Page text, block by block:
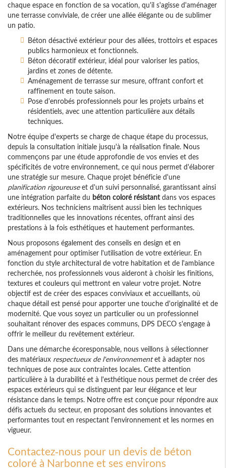
chaque espace en fonction de sa vocation, qu'il s'agisse d'aménager
une terrasse conviviale, de créer une allée élégante ou de sublimer
un patio.
Béton désactivé extérieur pour des allées, trottoirs et espaces
publics harmonieux et fonctionnels.
Béton décoratif extérieur, idéal pour valoriser les patios,
jardins et zones de détente.
Aménagement de terrasse sur mesure, offrant confort et
raffinement en toute saison.
Pose d'enrobés professionnels pour les projets urbains et
résidentiels, avec une attention particulière aux détails
techniques.
Notre équipe d'experts se charge de chaque étape du processus,
depuis la consultation initiale jusqu'à la réalisation finale. Nous
commençons par une étude approfondie de vos envies et des
spécificités de votre environnement, ce qui nous permet d'élaborer
une stratégie sur mesure. Chaque projet bénéficie d'une
planification rigoureuseet d'un suivi personnalisé, garantissant ainsi
une intégration parfaite du béton coloré résistantdans vos espaces
extérieurs. Nos techniciens maîtrisent aussi bien les techniques
traditionnelles que les innovations récentes, offrant ainsi des
prestations à la fois esthétiques et hautement performantes.
Nous proposons également des conseils en design et en
aménagement pour optimiser l'utilisation de votre extérieur. En
fonction du style architectural de votre habitation et de l'ambiance
recherchée, nos professionnels vous aideront à choisir les finitions,
textures et couleurs qui mettront en valeur votre projet. Notre
objectif est de créer des espaces conviviaux et accueillants, où
chaque détail est pensé pour apporter une touche d'originalité et de
modernité. Que vous soyez un particulier ou un professionnel
souhaitant rénover des espaces communs, DPS DECO s'engage à
offrir le meilleur du revêtement extérieur.
Dans une démarche écoresponsable, nous veillons à sélectionner
des matériaux respectueux de l'environnementet à adapter nos
techniques de pose aux contraintes locales. Cette attention
particulière à la durabilité et à l'esthétique nous permet de créer des
espaces extérieurs qui se distinguent par leur élégance et leur
résistance dans le temps. Notre offre est conçue pour répondre aux
défis actuels du secteur, en proposant des solutions innovantes et
performantes tout en respectant l'environnement et les normes en
vigueur.
Contactez-nous pour un devis de béton
coloré à Narbonne et ses environs